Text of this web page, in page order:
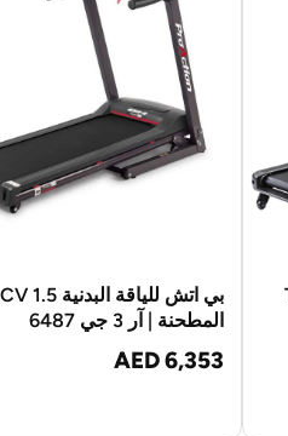
المطحنة | آر 3 جي 6487
AED 6,353